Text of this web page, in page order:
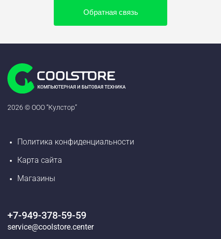
Обратная связь
2026 © ООО “Кулстор”
Политика конфиденциальности
Карта сайта
Магазины
+7-949-378-59-59
service@coolstore.center